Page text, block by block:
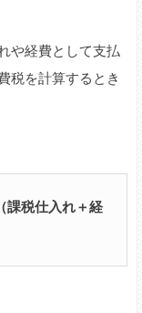
や経費として支払
税を計算するとき
課税仕入れ＋経